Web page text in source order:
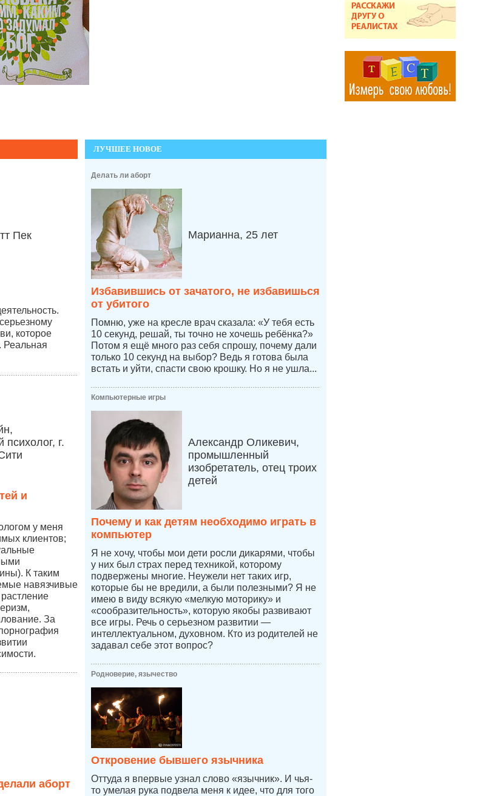
Пек
которое
Реальная
психолог, г.
и
у меня
клиентов;
К таким
навязчивые
За
аборт
ЛУЧШЕЕ НОВОЕ
Делать ли аборт
Марианна, 25 лет
Избавившись от зачатого, не избавишься
от убитого
Помню, уже на кресле врач сказала: «У тебя есть
10 секунд, решай, ты точно не хочешь ребёнка?»
Потом я ещё много раз себя спрошу, почему дали
только 10 секунд на выбор? Ведь я готова была
встать и уйти, спасти свою крошку. Но я не ушла...
Компьютерные игры
Александр Оликевич,
промышленный
изобретатель, отец троих
детей
Почему и как детям необходимо играть в
компьютер
Я не хочу, чтобы мои дети росли дикарями, чтобы
у них был страх перед техникой, которому
подвержены многие. Неужели нет таких игр,
которые бы не вредили, а были полезными? Я не
имею в виду всякую «мелкую моторику» и
«сообразительность», которую якобы развивают
все игры. Речь о серьезном развитии —
интеллектуальном, духовном. Кто из родителей не
задавал себе этот вопрос?
Родноверие, язычество
Откровение бывшего язычника
Оттуда я впервые узнал слово «язычник». И чья-
то умелая рука подвела меня к идее, что для того